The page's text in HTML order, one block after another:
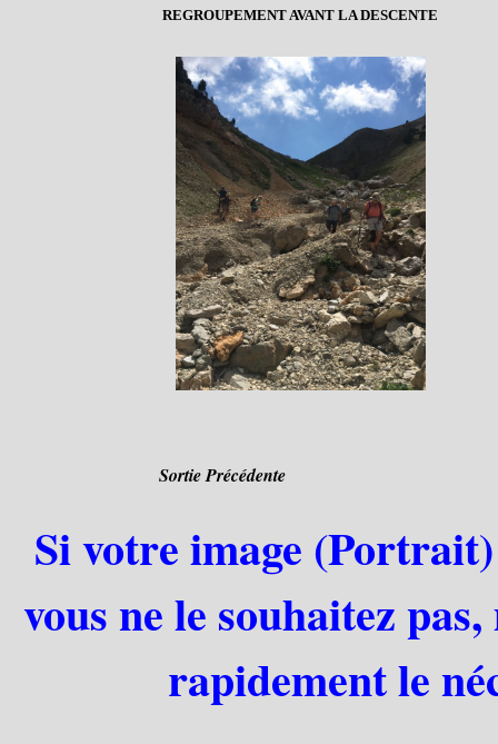
REGROUPEMENT AVANT LA DESCENTE
Sortie Précédente
Si votre image
vous ne le souhaitez
rapidement le